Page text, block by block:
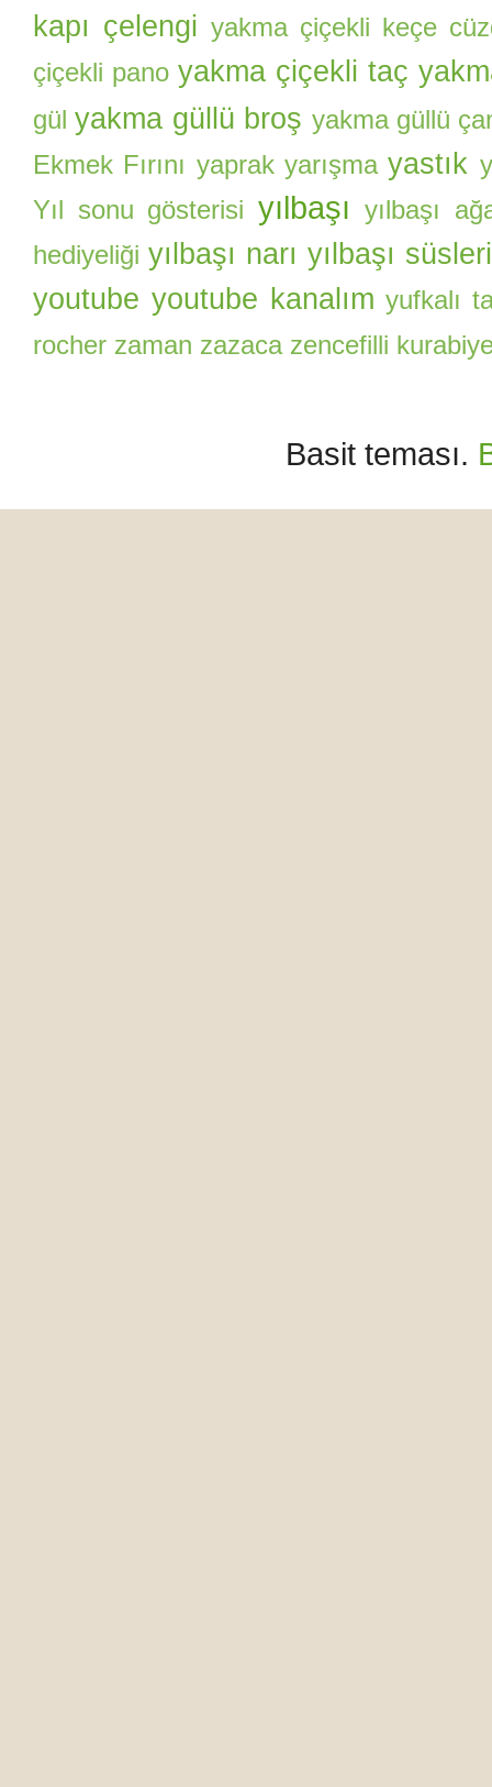
kapı çelengi yakma çiçekli keçe
çiçekli pano yakma çiçekli taç
gül yakma güllü broş yakma güllü
Ekmek Fırını yaprak yarışma yastık
Yıl sonu gösterisi yılbaşı yılbaşı
hediyeliği yılbaşı narı yılbaşı süsleri
youtube youtube kanalım yufkalı
rocher zaman zazaca zencefilli
Basit teması.